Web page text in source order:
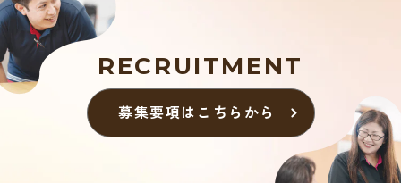
RECRUITMENT
募集要項はこちらから